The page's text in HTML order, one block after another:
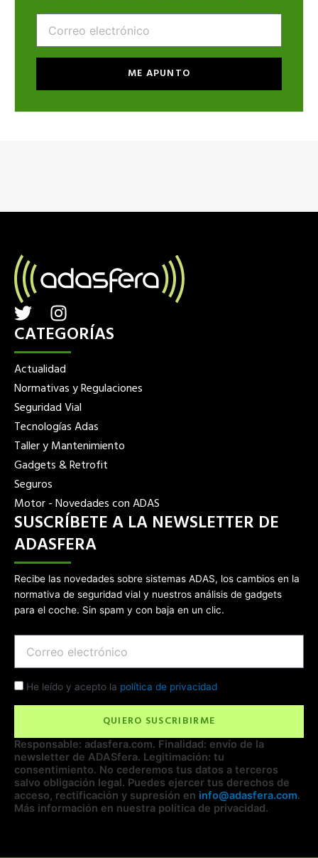
ME APUNTO
T
w
i
t
t
e
r
I
n
s
t
a
g
r
a
m
CATEGORÍAS
Actualidad
Normativas y Regulaciones
Seguridad Vial
Tecnologías Adas
Taller y Mantenimiento
Gadgets & Retrofit
Seguros
Motor - Novedades con ADAS
SUSCRÍBETE A LA NEWSLETTER DE
ADASFERA
Recibe las novedades sobre sistemas ADAS, los cambios en la
normativa de seguridad vial y nuestros análisis de gadgets
para el coche. Sin spam y con baja en un clic.
CheckHe leído y acepto la política de privacidad
QUIERO SUSCRIBIRME
Responsable: adasfera.com. Finalidad: envío de la
newsletter de ADASfera. Legitimación: tu
consentimiento. No cederemos tus datos a terceros
salvo obligación legal. Puedes ejercer tus derechos de
acceso, rectificación y supresión en info@adasfera.com.
Más información en nuestra política de privacidad.